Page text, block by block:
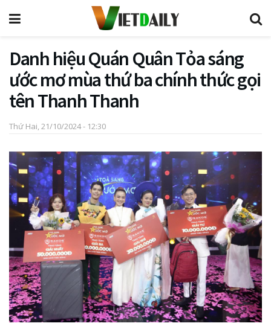
Danh hiệu Quán Quân Tỏa sáng
ước mơ mùa thứ ba chính thức gọi
tên Thanh Thanh
Thứ Hai, 21/10/2024 - 12:30